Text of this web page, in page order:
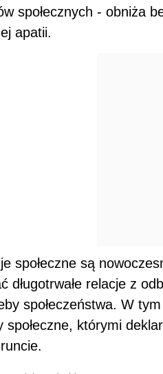
społecznych - obniża
apatii.
społeczne są
długotrwałe relacje z
społeczeństwa. W
społeczne, którymi